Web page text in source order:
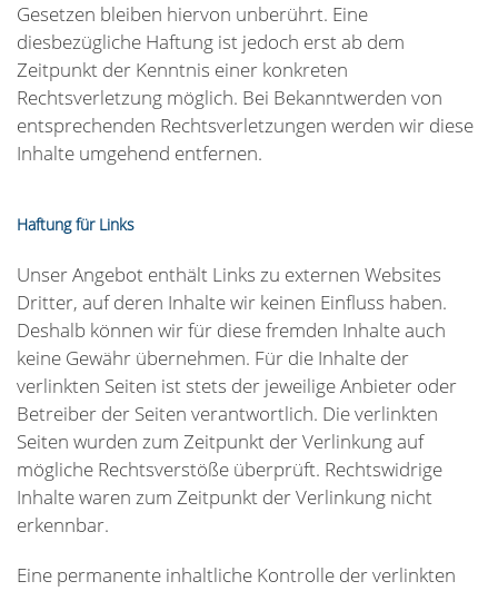
Gesetzen bleiben hiervon unberührt. Eine
diesbezügliche Haftung ist jedoch erst ab dem
Zeitpunkt der Kenntnis einer konkreten
Rechtsverletzung möglich. Bei Bekanntwerden von
entsprechenden Rechtsverletzungen werden wir diese
Inhalte umgehend entfernen.
Haftung für Links
Unser Angebot enthält Links zu externen Websites
Dritter, auf deren Inhalte wir keinen Einfluss haben.
Deshalb können wir für diese fremden Inhalte auch
keine Gewähr übernehmen. Für die Inhalte der
verlinkten Seiten ist stets der jeweilige Anbieter oder
Betreiber der Seiten verantwortlich. Die verlinkten
Seiten wurden zum Zeitpunkt der Verlinkung auf
mögliche Rechtsverstöße überprüft. Rechtswidrige
Inhalte waren zum Zeitpunkt der Verlinkung nicht
erkennbar.
Eine permanente inhaltliche Kontrolle der verlinkten